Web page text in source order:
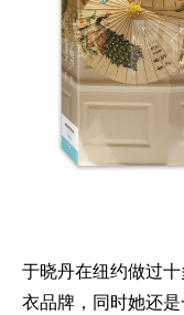
于晓丹在纽约做过
衣品牌，同时她还